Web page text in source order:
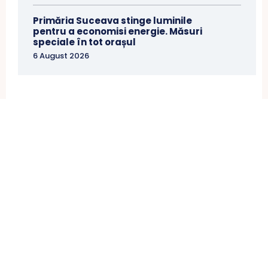
Primăria Suceava stinge luminile
pentru a economisi energie. Măsuri
speciale în tot orașul
6 August 2026